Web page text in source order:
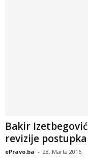
Bakir
revizije
ePravo.ba - 28. Marta 2016.